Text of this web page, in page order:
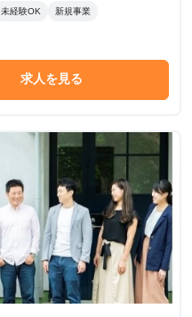
未経験OK 新規事業
求人を見る